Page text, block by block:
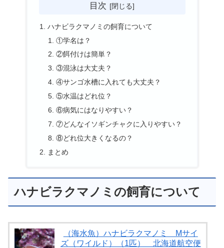
目次
ハナビラクマノミの飼育について
①学名は？
②餌付けは簡単？
③混泳は大丈夫？
④サンゴ水槽に入れても大丈夫？
⑤水温はどれ位？
⑥病気にはなりやすい？
⑦どんなイソギンチャクに入りやすい？
⑧どれ位大きくなるの？
まとめ
ハナビラクマノミの飼育について
（海水魚）ハナビラクマノミ Mサイ
ズ（ワイルド）（1匹） 北海道航空便